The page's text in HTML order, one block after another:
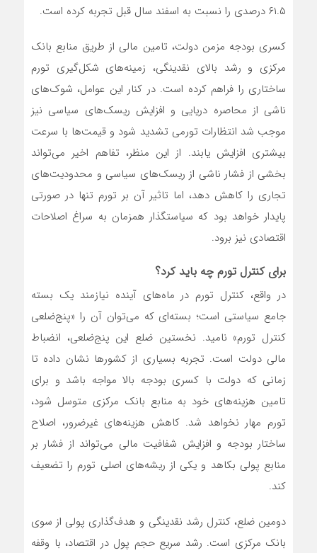
۶۱.۵ درصدی را نسبت به اسفند سال قبل تجربه کرده است.
کسری بودجه مزمن دولت، تامین مالی از طریق منابع بانک
مرکزی و رشد بالای نقدینگی، زمینه‌های شکل‌گیری تورم
ساختاری را فراهم کرده است. در کنار این عوامل، شوک‌های
ناشی از محاصره دریایی و افزایش ریسک‌های سیاسی نیز
موجب شد انتظارات تورمی تشدید شود و قیمت‌ها با سرعت
بیشتری افزایش یابند. از این منظر، تفاهم اخیر می‌تواند
بخشی از فشار ناشی از ریسک‌های سیاسی و محدودیت‌های
تجاری را کاهش دهد، اما تاثیر آن بر تورم تنها در صورتی
پایدار خواهد بود که سیاستگذار همزمان به سراغ اصلاحات
اقتصادی نیز برود.
برای کنترل تورم چه باید کرد؟
در واقع، کنترل تورم در ماه‌های آینده نیازمند یک بسته
جامع سیاستی است؛ بسته‌ای که می‌توان آن را «پنج‌ضلعی
کنترل تورم» نامید. نخستین ضلع این پنج‌ضلعی، انضباط
مالی دولت است. تجربه بسیاری از کشورها نشان داده تا
زمانی که دولت با کسری بودجه بالا مواجه باشد و برای
تامین هزینه‌های خود به منابع بانک مرکزی متوسل شود،
تورم مهار نخواهد شد. کاهش هزینه‌های غیرضرور، اصلاح
ساختار بودجه و افزایش شفافیت مالی می‌تواند از فشار بر
منابع پولی بکاهد و یکی از ریشه‌های اصلی تورم را تضعیف
کند.
دومین ضلع، کنترل رشد نقدینگی و هدف‌گذاری پولی از سوی
بانک مرکزی است. رشد سریع حجم پول در اقتصاد، با وقفه